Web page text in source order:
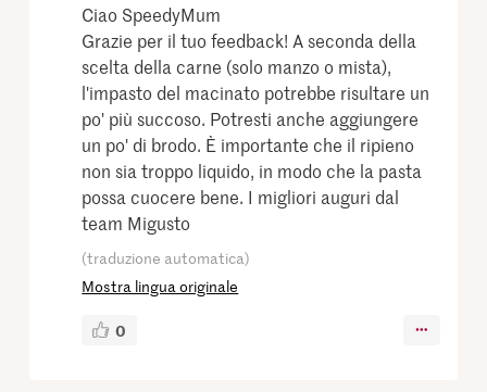
Ciao SpeedyMum
Grazie per il tuo feedback! A seconda della
scelta della carne (solo manzo o mista),
l'impasto del macinato potrebbe risultare un
po' più succoso. Potresti anche aggiungere
un po' di brodo. È importante che il ripieno
non sia troppo liquido, in modo che la pasta
possa cuocere bene. I migliori auguri dal
team Migusto
(traduzione automatica)
Mostra lingua originale
0